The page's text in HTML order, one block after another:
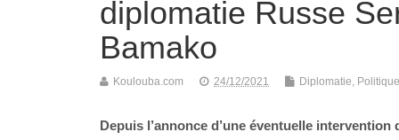
diplomatie Russe
Bamako
Koulouba.com 24/12/2021 Diplomatie Politique
Depuis l’annonce d’une éventuelle